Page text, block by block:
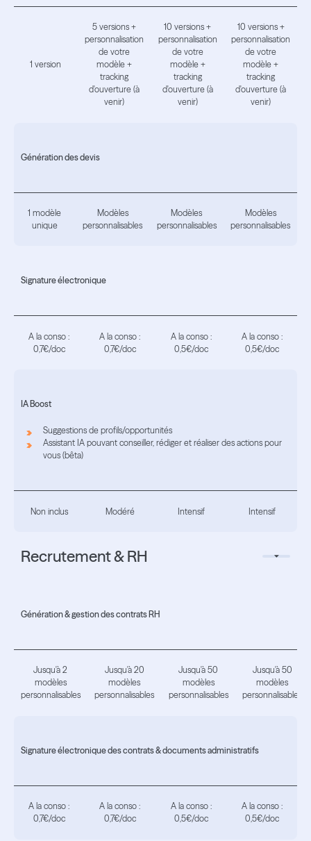
1 version
5 versions +
personnalisation
de votre
modèle +
tracking
d'ouverture (à
venir)
10 versions +
personnalisation
de votre
modèle +
tracking
d'ouverture (à
venir)
10 versions +
personnalisation
de votre
modèle +
tracking
d'ouverture (à
venir)
Génération des devis
1 modèle
unique
Modèles
personnalisables
Modèles
personnalisables
Modèles
personnalisables
Signature électronique
A la conso :
0,7€/doc
A la conso :
0,7€/doc
A la conso :
0,5€/doc
A la conso :
0,5€/doc
IA Boost
Suggestions de profils/opportunités
Assistant IA pouvant conseiller, rédiger et réaliser des actions pour
vous (bêta)
Non inclus Modéré Intensif Intensif
Recrutement & RH
Génération & gestion des contrats RH
Jusqu'à 2
modèles
personnalisables
Jusqu'à 20
modèles
personnalisables
Jusqu'à 50
modèles
personnalisables
Jusqu'à 50
modèles
personnalisables
Signature électronique des contrats & documents administratifs
A la conso :
0,7€/doc
A la conso :
0,7€/doc
A la conso :
0,5€/doc
A la conso :
0,5€/doc